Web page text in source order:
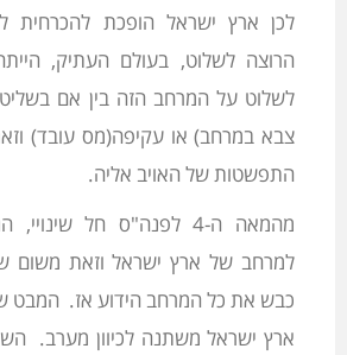
לכן ארץ ישראל הופכת
הרוצה לשלוט, בעולם העתיק,
לשלוט על המרחב הזה בין אם
צבא במרחב) או עקיפה(מס עובד)
התפשטות של האויב אליה.
מהמאה ה-4 לפנה"ס חל
למרחב של ארץ ישראל וזאת משום
כבש את כל המרחב הידוע אז. המבט
ארץ ישראל משתנה לכיוון מערב.